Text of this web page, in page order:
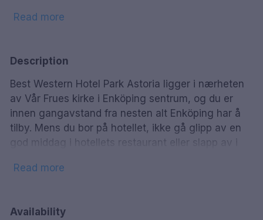
betaling
Read more
Description
Best Western Hotel Park Astoria ligger i nærheten
av Vår Frues kirke i Enköping sentrum, og du er
innen gangavstand fra nesten alt Enköping har å
tilby. Mens du bor på hotellet, ikke gå glipp av en
god middag i hotellets restaurant eller slapp av i
Astoria gir deg muligheten til å nyte Enköpings fine
Read more
Availability